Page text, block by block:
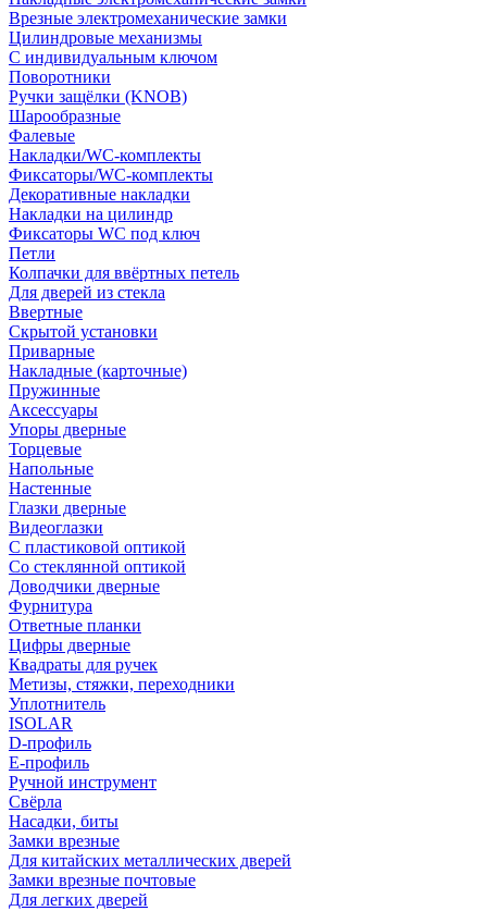
Врезные электромеханические замки
Цилиндровые механизмы
С индивидуальным ключом
Поворотники
Ручки защёлки (KNOB)
Шарообразные
Фалевые
Накладки/WC-комплекты
Фиксаторы/WC-комплекты
Декоративные накладки
Накладки на цилиндр
Фиксаторы WC под ключ
Петли
Колпачки для ввёртных петель
Для дверей из стекла
Ввертные
Скрытой установки
Приварные
Накладные (карточные)
Пружинные
Аксессуары
Упоры дверные
Торцевые
Напольные
Настенные
Глазки дверные
Видеоглазки
С пластиковой оптикой
Со стеклянной оптикой
Доводчики дверные
Фурнитура
Ответные планки
Цифры дверные
Квадраты для ручек
Метизы, стяжки, переходники
Уплотнитель
ISOLAR
D-профиль
Е-профиль
Ручной инструмент
Свёрла
Насадки, биты
Замки врезные
Для китайских металлических дверей
Замки врезные почтовые
Для легких дверей